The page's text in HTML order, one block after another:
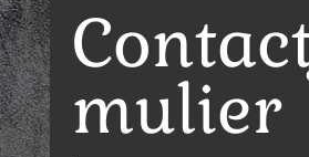
mulier